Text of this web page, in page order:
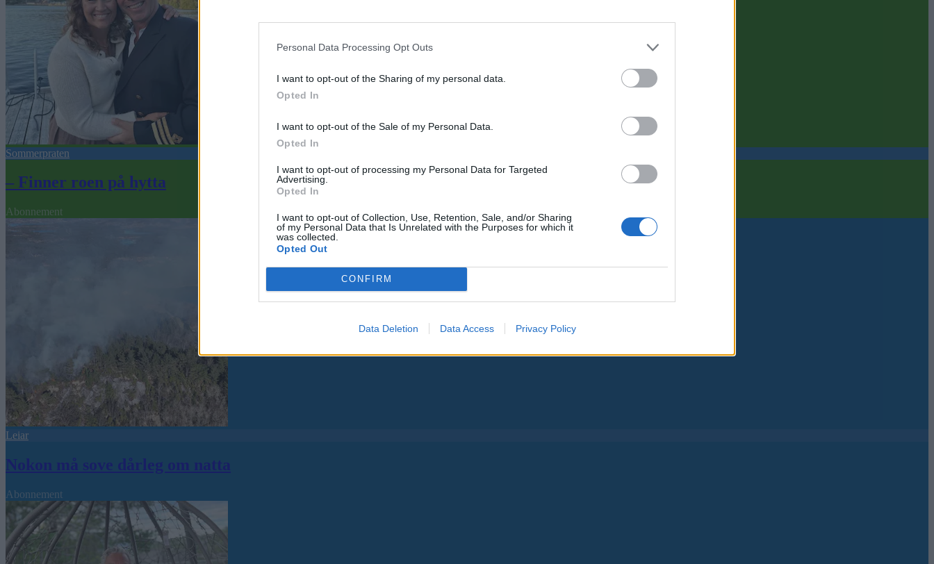
Personal Data Processing Opt Outs
I want to opt-out of the Sharing of my personal data.
Opted In
I want to opt-out of the Sale of my Personal Data.
Opted In
I want to opt-out of processing my Personal Data for Targeted
Advertising.
Opted In
I want to opt-out of Collection, Use, Retention, Sale, and/or Sharing
of my Personal Data that Is Unrelated with the Purposes for which it
was collected.
Opted Out
CONFIRM
Data Deletion Data Access Privacy Policy
Sommerpraten
– Finner roen på hytta
Abonnement
Leiar
Nokon må sove dårleg om natta
Abonnement